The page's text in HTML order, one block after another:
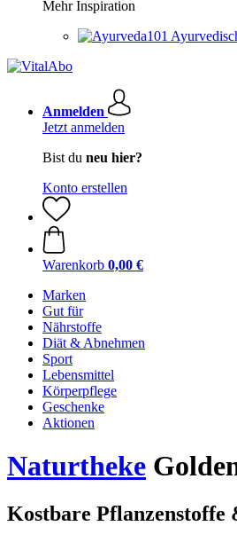
Mehr Inspiration
Anmelden
Jetzt anmelden
Bist du neu hier?
Konto erstellen
Warenkorb 0,00 €
Marken
Gut für
Nährstoffe
Diät & Abnehmen
Sport
Lebensmittel
Körperpflege
Geschenke
Aktionen
Naturtheke
Kostbare Pflanzenstoffe